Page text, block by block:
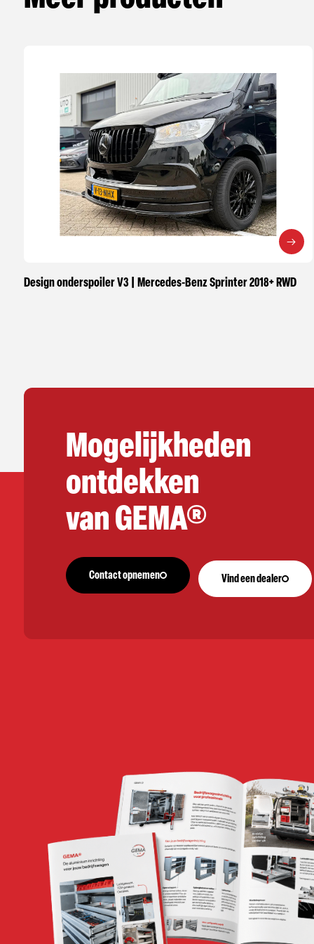
Design onderspoiler V3 | Mercedes-Benz Sprinter 2018+ RWD
Mogelijkheden
ontdekken
van GEMA®
Contact opnemen Vind een dealer